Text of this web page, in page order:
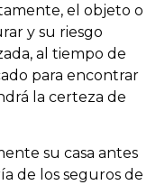
el objeto o
y su riesgo
al tiempo de
para encontrar
la certeza de
su casa antes
de los seguros de